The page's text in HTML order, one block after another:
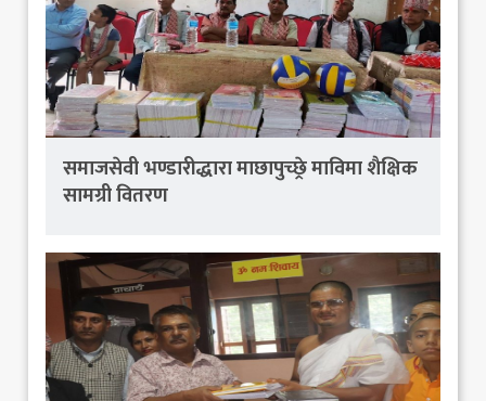
समाजसेवी भण्डारीद्धारा माछापुच्छ्रे माविमा शैक्षिक
सामग्री वितरण